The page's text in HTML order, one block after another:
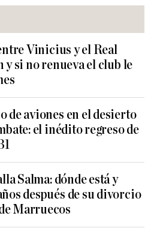
Vinicius y el Real
si no renueva el club le
de aviones en el desierto
el inédito regreso de
Salma: dónde está y
después de su divorcio
Marruecos